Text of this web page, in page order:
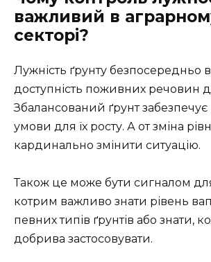
важливий в
секторі?
Лужність ґрунту безпосередньо
доступність поживних речовин
Збалансований ґрунт
умови для їх росту. А от зміна
кардинально змінити ситуацію.
Також це може бути сигналом
котрим важливо знати рівень
певних типів ґрунтів або знати,
добрива застосовувати.